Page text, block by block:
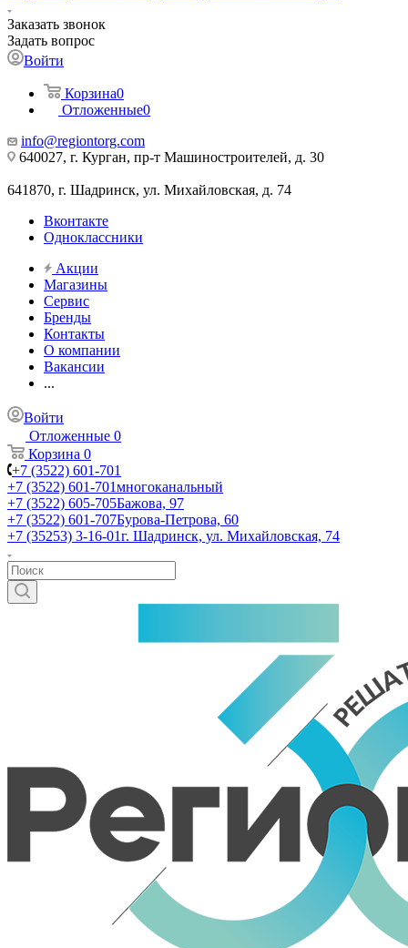
Заказать звонок
Задать вопрос
Войти
Корзина0
Отложенные0
info@regiontorg.com
640027, г. Курган, пр-т Машиностроителей, д. 30
641870, г. Шадринск, ул. Михайловская, д. 74
Вконтакте
Одноклассники
Акции
Магазины
Сервис
Бренды
Контакты
О компании
Вакансии
...
Войти
Отложенные 0
Корзина 0
+7 (3522) 601-701
+7 (3522) 601-701многоканальный
+7 (3522) 605-705Бажова, 97
+7 (3522) 601-707Бурова-Петрова, 60
+7 (35253) 3-16-01г. Шадринск, ул. Михайловская, 74